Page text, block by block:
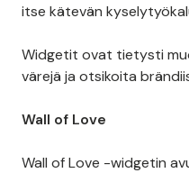
itse kätevän
Widgetit ovat tietysti
värejä ja otsikoita
Wall of Love
Wall of Love -widgetin